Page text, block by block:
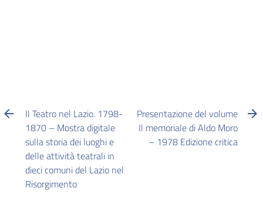
Il Teatro nel Lazio. 1798-
1870 – Mostra digitale
sulla storia dei luoghi e
delle attività teatrali in
dieci comuni del Lazio nel
Risorgimento
Presentazione del volume
Il memoriale di Aldo Moro
– 1978 Edizione critica